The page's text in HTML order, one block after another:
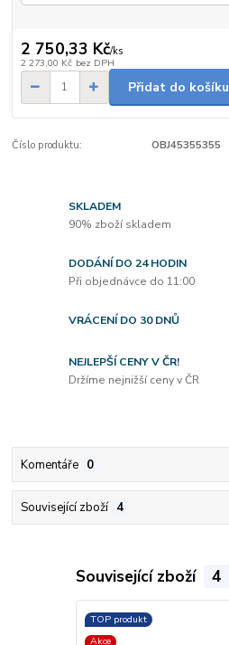
2 750,33 Kč/ks
2 273,00 Kč bez DPH
Přidat do košíku
Číslo produktu: OBJ45355355
SKLADEM
90% zboží skladem
DODÁNÍ DO 24 HODIN
Při objednávce do 11:00
VRÁCENÍ DO 30 DNŮ
NEJLEPŠÍ CENY V ČR!
Držíme nejnižší ceny v ČR
Komentáře 0
Související zboží 4
Související zboží 4
TOP produkt
Akce